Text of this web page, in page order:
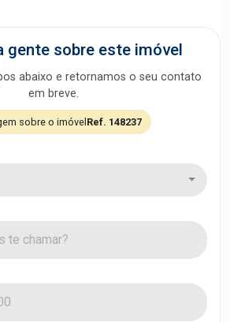
gente sobre este imóvel
abaixo e retornamos o seu contato
em breve.
sobre o imóvel Ref. 148237